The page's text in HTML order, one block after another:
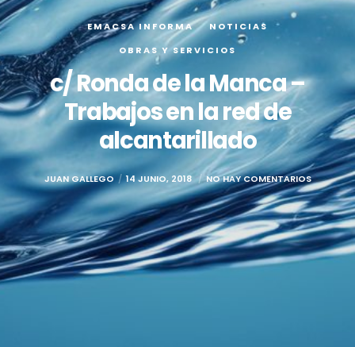
EMACSA INFORMA
NOTICIAS
OBRAS Y SERVICIOS
c/ Ronda de la Manca –
Trabajos en la red de
alcantarillado
JUAN GALLEGO 14 JUNIO, 2018 NO HAY COMENTARIOS